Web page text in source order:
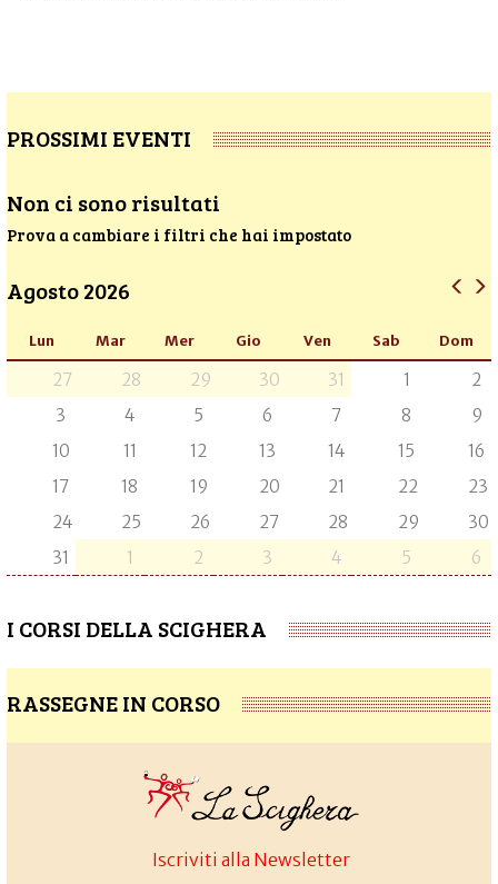
PROSSIMI EVENTI
Non ci sono risultati
Prova a cambiare i filtri che hai impostato
Agosto 2026
Lun Mar Mer Gio Ven Sab Dom
27 28 29 30 31 1
2
3
4 5 6 7 8
9
10
11 12 13 14 15
16
17
18 19 20 21 22
23
24
25 26 27 28 29
30
31
1 2 3 4 5 6
I CORSI DELLA SCIGHERA
RASSEGNE IN CORSO
Iscriviti alla Newsletter